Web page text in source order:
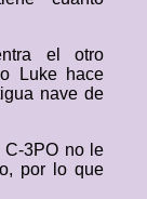
el otro
Luke hace
nave de
C-3PO no le
por lo que